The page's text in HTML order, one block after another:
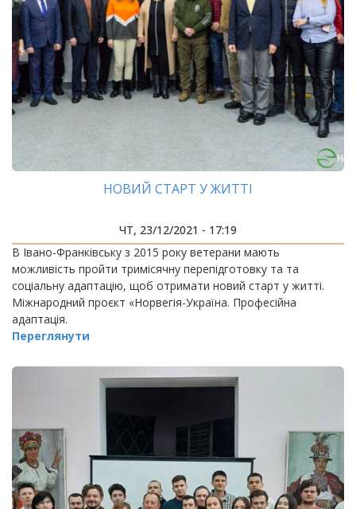
НОВИЙ СТАРТ У ЖИТТІ
ЧТ, 23/12/2021 - 17:19
В Івано-Франківську з 2015 року ветерани мають
можливість пройти тримісячну перепідготовку та та
соціальну адаптацію, щоб отримати новий старт у житті.
Міжнародний проєкт «Норвегія-Україна. Професійна
адаптація.
Переглянути